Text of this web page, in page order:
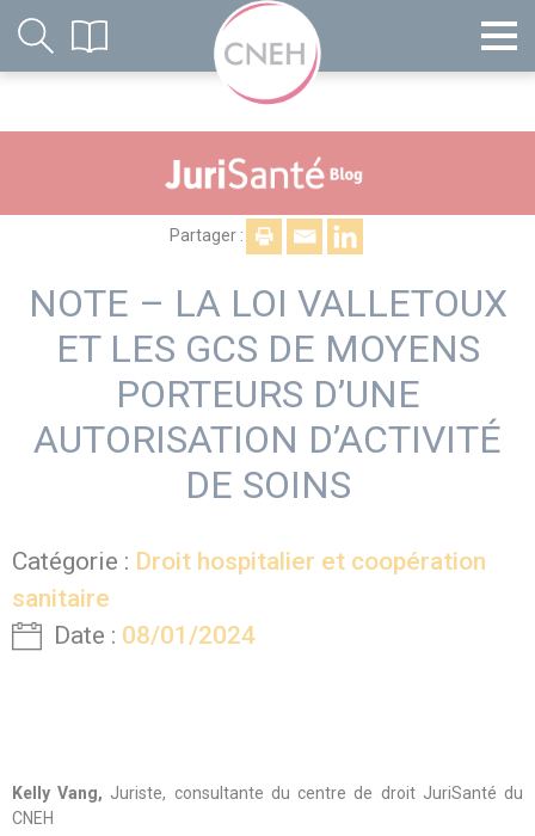
Partager :
NOTE – LA LOI VALLETOUX
ET LES GCS DE MOYENS
PORTEURS D’UNE
AUTORISATION D’ACTIVITÉ
DE SOINS
Catégorie : Droit hospitalier et coopération
sanitaire
Date : 08/01/2024
Kelly Vang, Juriste, consultante du centre de droit JuriSanté du
CNEH